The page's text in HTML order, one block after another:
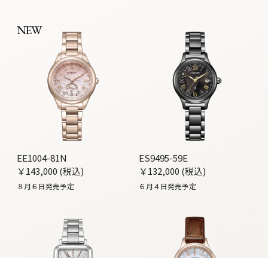
NEW
EE1004-81N
￥143,000 (税込)
８月６日発売予定
ES9495-59E
￥132,000 (税込)
６月４日発売予定